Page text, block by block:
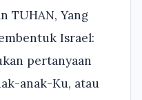
TUHAN, Yang
Israel:
pertanyaan
anak-Ku, atau